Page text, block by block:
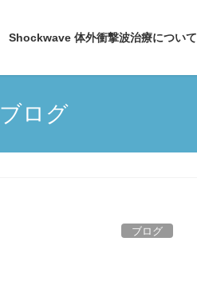
Shockwave 体外衝撃波治療について
ブログ
ブログ